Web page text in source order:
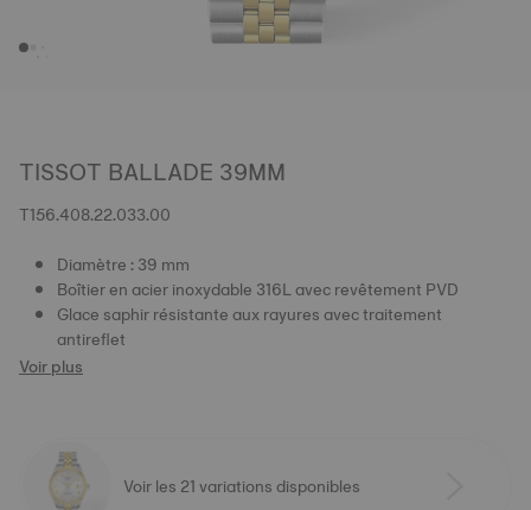
TISSOT BALLADE 39MM
T156.408.22.033.00
Diamètre : 39 mm
Boîtier en acier inoxydable 316L avec revêtement PVD
Glace saphir résistante aux rayures avec traitement
antireflet
Voir plus
Voir les 21 variations disponibles